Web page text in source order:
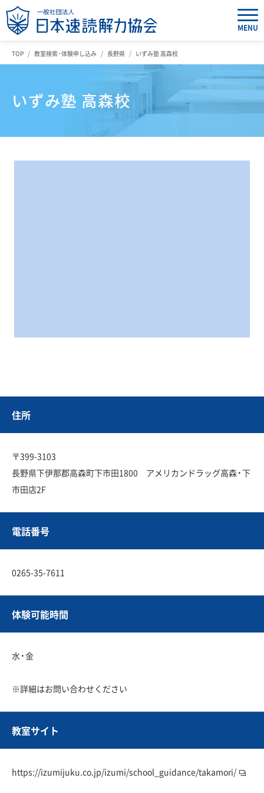
MENU
TOP 教室検索・体験申し込み 長野県 いずみ塾 高森校
いずみ塾 高森校
住所
〒399-3103
長野県下伊那郡高森町下市田1800 アメリカンドラッグ高森・下
市田店2F
電話番号
0265-35-7611
体験可能時間
水・金
※詳細はお問い合わせください
教室サイト
https://izumijuku.co.jp/izumi/school_guidance/takamori/